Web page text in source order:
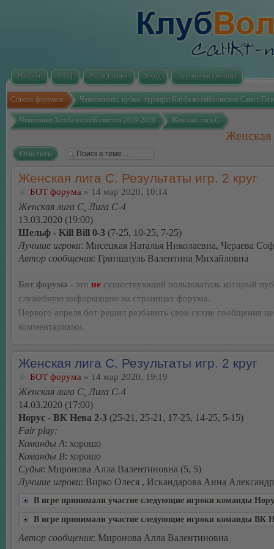
На сайт FAQ Регистрация Вход Турнирная таблица
Список форумов Чемпионаты, кубки, турниры Клуба волейболистов Санкт-
Чемпионат Клуба волейболистов 2019-2020 Женская лига С
Женская
Ответить
Женская лига С. Результаты игр. 2 круг
БОТ форума » 14 мар 2020, 10:14
Женская лига С, Лига С-4
13.03.2020 (19:00)
Шельф - Kill Bill 0-3 (7-25, 10-25, 7-25)
Лучшие игроки: Мисецкая Наталья Николаевна, Чераева
Автор сообщения: Гриншпуль Валентина Михайловна
Бот форума - это не существующий пользователь который
служебную информацию на страницах форума.
Первого апреля бот решил разбавить свои сухие сообщения
комментариями.
Женская лига С. Результаты игр. 2 круг
БОТ форума » 14 мар 2020, 19:19
Женская лига С, Лига С-4
14.03.2020 (17:00)
Норус - ВК Нева 2-3 (25-21, 25-21, 17-25, 14-25, 5-15)
Fair play:
Команды А: хорошо
Команды В: хорошо
Судья: Миронова Алла Валентиновна (5, 5)
Лучшие игроки: Вирко Олеся , Искандарова Анна
В игре принимали участие следующие игроки команды
В игре принимали участие следующие игроки команды ВК
Автор сообщения: Миронова Алла Валентиновна